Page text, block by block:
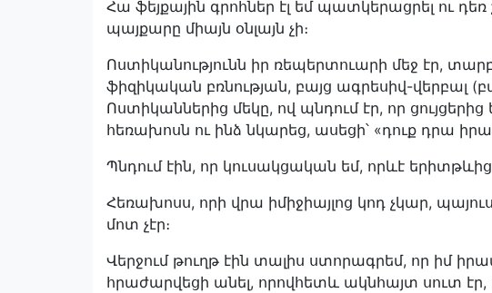
Հա ֆեյքային գրոհներ էլ եմ պատկերացրել ու
պայքարը միայն օնլայն չի։
Ոստիկանությունն իր ռեպերտուարի մեջ էր,
ֆիզիկական բռնության, բայց ագրեսիվ-վերբալ
Ոստիկաններից մեկը, ով պնդում էր, որ
հեռախոսն ու ինձ նկարեց, ասեցի՝ «դուք դրա
Պնդում էին, որ կուսակցական եմ, որևէ երիտթևից
Հեռախոսս, որի վրա իմիջիայլոց կոդ չկար,
մոտ չէր։
Վերջում թուղթ էին տալիս ստորագրեմ, որ իմ
հրաժարվեցի անել, որովհետև ակնհայտ սուտ